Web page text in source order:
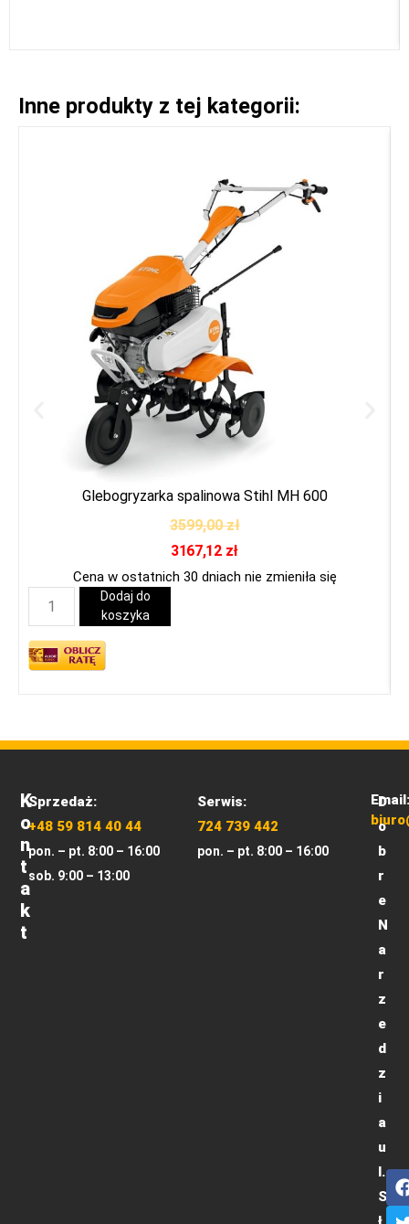
Inne produkty z tej kategorii:
Glebogryzarka spalinowa Stihl MH 600
3599,00zł
3167,12 zł
Cena w ostatnich 30 dniach nie zmieniła się
Dodaj do
koszyka
K
O
N
T
A
K
T
Sprzedaż:
+48 59 814 40 44
pon. – pt. 8:00 – 16:00
sob. 9:00 – 13:00
Serwis:
724 739 442
pon. – pt. 8:00 – 16:00
Email:
D
o
b
r
e
N
a
r
z
e
d
z
i
a
u
l.
S